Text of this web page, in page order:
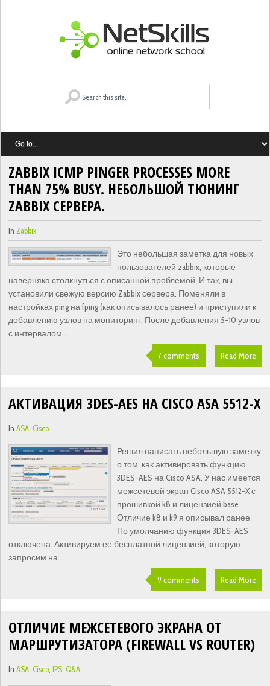
ZABBIX ICMP PINGER PROCESSES MORE
THAN 75% BUSY. НЕБОЛЬШОЙ ТЮНИНГ
ZABBIX СЕРВЕРА.
InZabbix
Это небольшая заметка для новых
пользователей zabbix, которые
наверняка столкнуться с описанной проблемой. И так, вы
установили свежую версию Zabbix сервера. Поменяли в
настройках ping на fping (как описывалось ранее) и приступили к
добавлению узлов на мониторинг. После добавления 5-10 узлов
с интервалом...
7 comments Read More
АКТИВАЦИЯ 3DES-AES НА CISCO ASA 5512-X
InASA,Cisco
Решил написать небольшую заметку
о том, как активировать функцию
3DES-AES на Cisco ASA. У нас имеется
межсетевой экран Cisco ASA 5512-X с
прошивкой k8 и лицензией base.
Отличие k8 и k9 я описывал ранее.
По умолчанию функция 3DES-AES
отключена. Активируем ее бесплатной лицензией, которую
запросим на...
9 comments Read More
ОТЛИЧИЕ МЕЖСЕТЕВОГО ЭКРАНА ОТ
МАРШРУТИЗАТОРА (FIREWALL VS ROUTER)
InASA ,Cisco ,IPS ,Q&A